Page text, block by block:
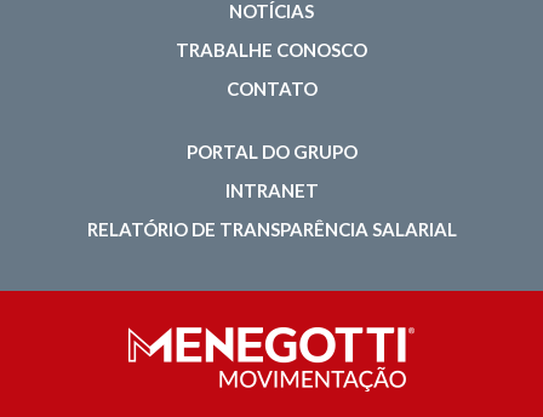
NOTÍCIAS
TRABALHE CONOSCO
CONTATO
PORTAL DO GRUPO
INTRANET
RELATÓRIO DE TRANSPARÊNCIA SALARIAL